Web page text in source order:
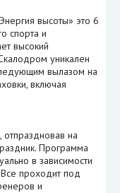
высоты» это 6
спорта и
высокий
уникален
вылазом на
включая
на
Программа
в зависимости
проходит под
и